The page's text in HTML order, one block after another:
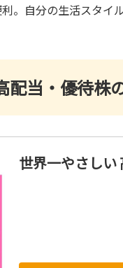
。自分の生活スタイ
配当・優待株
世界一やさしい